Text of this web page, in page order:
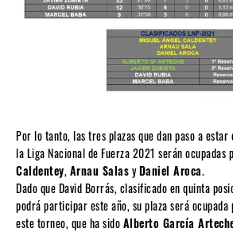
Por lo tanto, las tres plazas que dan paso a
la Liga Nacional de Fuerza 2021 serán ocupadas
Caldentey, Arnau SalasyDaniel Aroca.
Dado que David Borrás, clasificado en quinta
podrá participar este año, su plaza será
este torneo, que ha sidoAlberto García